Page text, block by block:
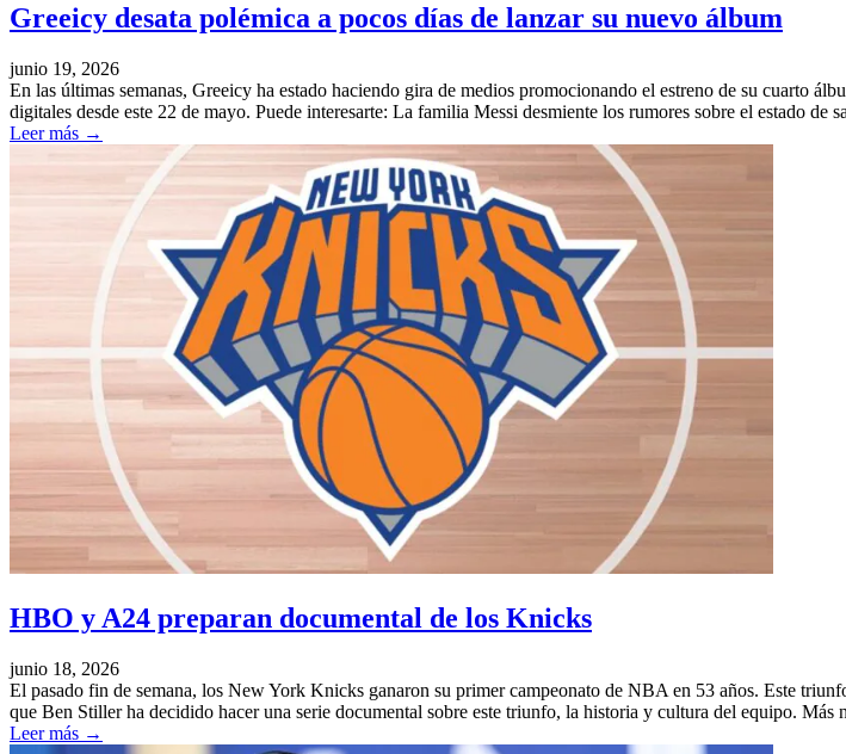
Greeicy desata polémica a pocos días de lanzar su nuevo álbum
junio 19, 2026
En las últimas semanas, Greeicy ha estado haciendo gira de medios promocionando el estreno de su cuarto
digitales desde este 22 de mayo. Puede interesarte: La familia Messi desmiente los rumores sobre el estado
Leer más →
HBO y A24 preparan documental de los Knicks
junio 18, 2026
El pasado fin de semana, los New York Knicks ganaron su primer campeonato de NBA en 53 años. Este
que Ben Stiller ha decidido hacer una serie documental sobre este triunfo, la historia y cultura del equipo.
Leer más →